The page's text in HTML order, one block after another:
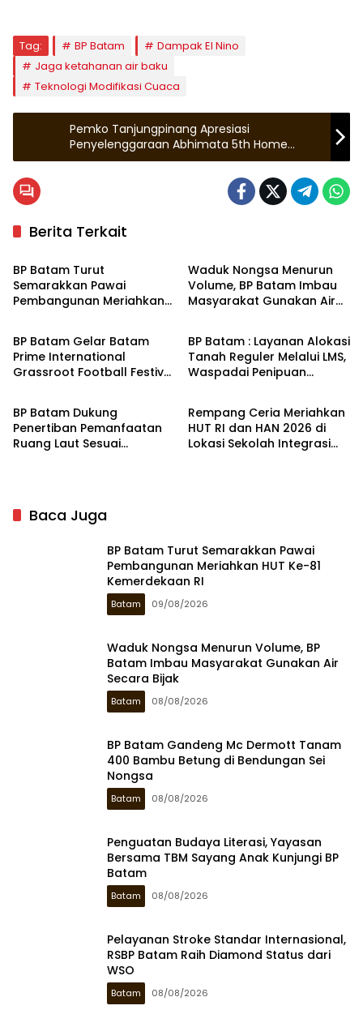
Tag: BP Batam
Dampak El Nino
Jaga ketahanan air baku
Teknologi Modifikasi Cuaca
Pemko Tanjungpinang Apresiasi
Penyelenggaraan Abhimata 5th Home
Tournament X Abhimata Cup 2026
Berita Terkait
Batam
BP Batam Turut
Semarakkan Pawai
Pembangunan Meriahkan
Waduk Nongsa Menurun
Volume, BP Batam Imbau
Masyarakat Gunakan Air
Batam
BP Batam Gelar Batam
Prime International
Grassroot Football Festival
Batam
BP Batam : Layanan Alokasi
Tanah Reguler Melalui LMS,
Waspadai Penipuan
Batam
BP Batam Dukung
Penertiban Pemanfaatan
Ruang Laut Sesuai
Batam
Rempang Ceria Meriahkan
HUT RI dan HAN 2026 di
Lokasi Sekolah Integrasi
Baca Juga
BP Batam Turut Semarakkan Pawai
Pembangunan Meriahkan HUT Ke-81
Kemerdekaan RI
Batam 09/08/2026
Waduk Nongsa Menurun Volume, BP
Batam Imbau Masyarakat Gunakan Air
Secara Bijak
Batam 08/08/2026
BP Batam Gandeng Mc Dermott Tanam
400 Bambu Betung di Bendungan Sei
Nongsa
Batam 08/08/2026
Penguatan Budaya Literasi, Yayasan
Bersama TBM Sayang Anak Kunjungi BP
Batam
Batam 08/08/2026
Pelayanan Stroke Standar Internasional,
RSBP Batam Raih Diamond Status dari
WSO
Batam 08/08/2026